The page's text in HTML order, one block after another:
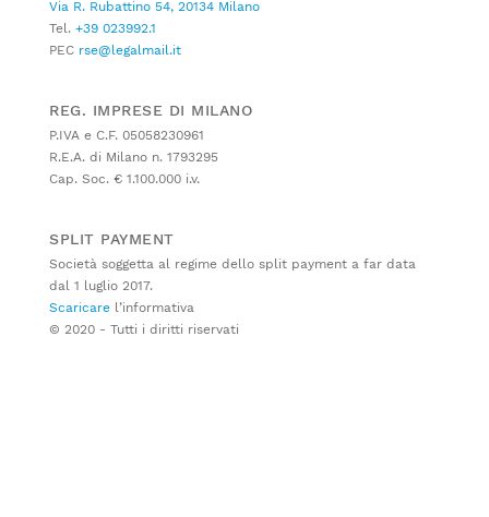
Via R. Rubattino 54, 20134 Milano
Tel. +39 023992.1
PEC rse@legalmail.it
REG. IMPRESE DI MILANO
P.IVA e C.F. 05058230961
R.E.A. di Milano n. 1793295
Cap. Soc. € 1.100.000 i.v.
SPLIT PAYMENT
Società soggetta al regime dello split payment a far data
dal 1 luglio 2017.
Scaricare l’informativa
© 2020 - Tutti i diritti riservati